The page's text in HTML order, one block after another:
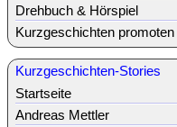
Drehbuch & Hörspiel
Kurzgeschichten promoten
Kurzgeschichten-Stories
Startseite
Andreas Mettler